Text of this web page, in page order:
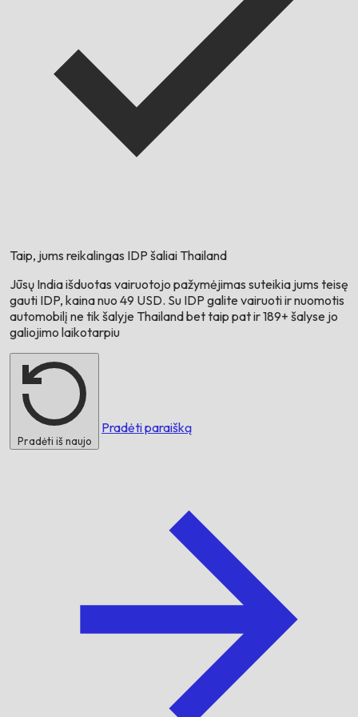
Taip, jums reikalingas IDP šaliai Thailand
Jūsų Indiaišduotas vairuotojo pažymėjimas suteikia jums teisę
gauti IDP, kaina nuo 49 USD. Su IDP galite vairuoti ir nuomotis
automobilį ne tik šalyje Thailandbet taip pat ir 189+ šalyse jo
galiojimo laikotarpiu
Pradėti iš naujo
Pradėti paraišką